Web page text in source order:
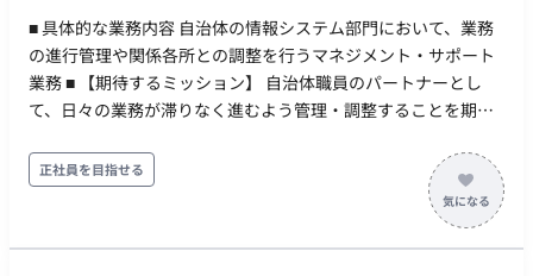
■ 具体的な業務内容 自治体の情報システム部門において、業務
の進行管理や関係各所との調整を行うマネジメント・サポート
業務 ■ 【期待するミッション】 自治体職員のパートナーとし
て、日々の業務が滞りなく進むよう管理・調整することを期待
にタスクを依頼し、円滑なコミュニケーションを支える役割を
担っていただきます。 ■ 【業務内容・担当工程】 【進捗管理・
調整】 日々の業務進捗の把握、スケジュール管理、および自治
体担当者との定例調整 【ベンダー・関係各所との窓口】 システ
正社員を目指せる